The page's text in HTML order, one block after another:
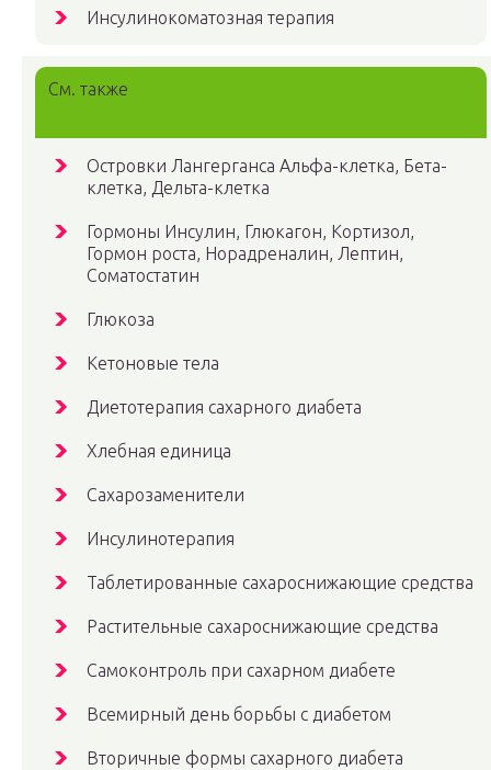
Инсулинокоматозная терапия
См. также
Островки Лангерганса Альфа-клетка, Бета-
клетка, Дельта-клетка
Гормоны Инсулин, Глюкагон, Кортизол,
Гормон роста, Норадреналин, Лептин,
Соматостатин
Глюкоза
Кетоновые тела
Диетотерапия сахарного диабета
Хлебная единица
Сахарозаменители
Инсулинотерапия
Таблетированные сахароснижающие средства
Растительные сахароснижающие средства
Самоконтроль при сахарном диабете
Всемирный день борьбы с диабетом
Вторичные формы сахарного диабета